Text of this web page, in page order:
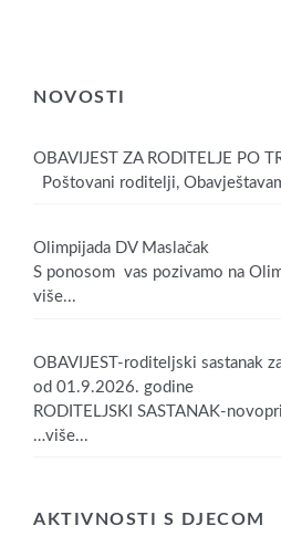
NOVOSTI
OBAVIJEST ZA RODITELJE PO
Poštovani roditelji,
Olimpijada DV Maslačak
S ponosom vas pozivamo na
više...
OBAVIJEST-roditeljski sastanak
od 01.9.2026. godine
RODITELJSKI SASTANAK-
…više...
AKTIVNOSTI S DJECOM